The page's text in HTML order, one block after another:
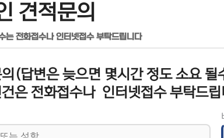
견적문의
는 전화접수나 인터넷접수 부탁드립니다
(답변은 늦으면 몇시간 정도 소요 될
은 전화접수나 인터넷접수 부탁드립